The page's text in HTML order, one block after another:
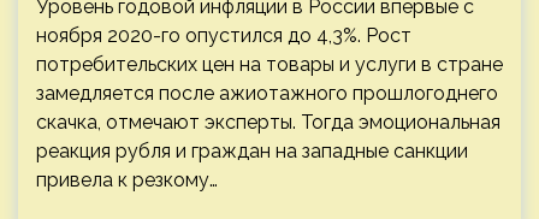
Уровень годовой инфляции в России впервые с
ноября 2020-го опустился до 4,3%. Рост
потребительских цен на товары и услуги в стране
замедляется после ажиотажного прошлогоднего
скачка, отмечают эксперты. Тогда эмоциональная
реакция рубля и граждан на западные санкции
привела к резкому…